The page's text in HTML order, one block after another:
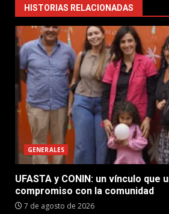
HISTORIAS RELACIONADAS
GENERALES
UFASTA y CONIN: un vínculo que
compromiso con la comunidad
7 de agosto de 2026